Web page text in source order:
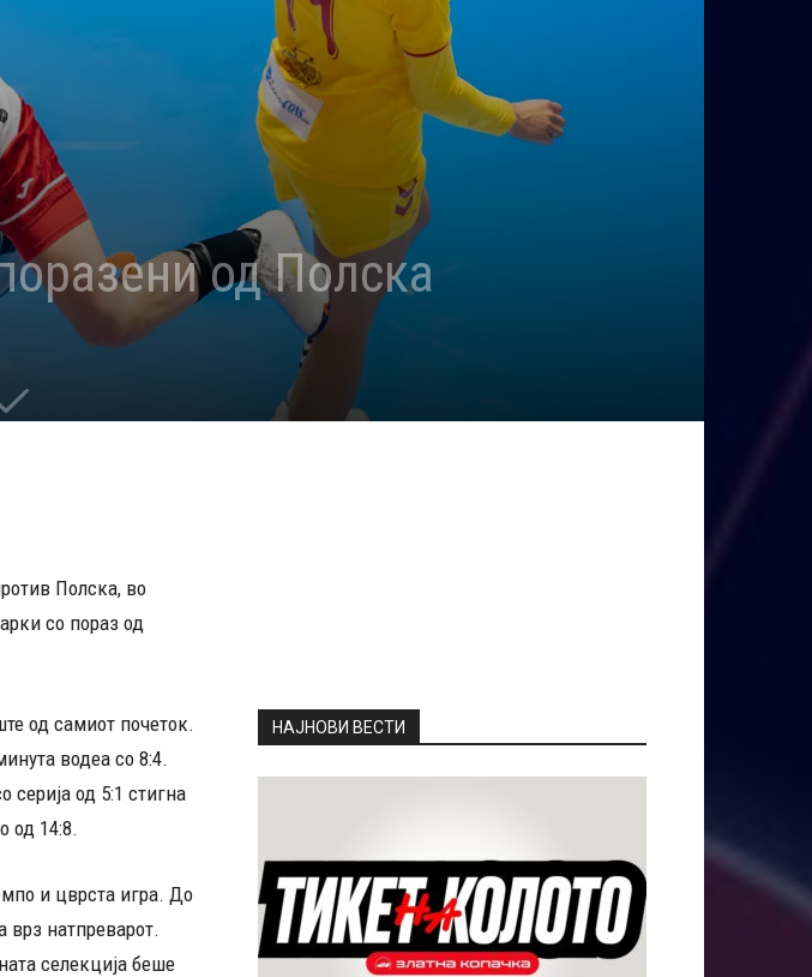
од Полска
Полска, во
со пораз од
од самиот почеток.
водеа со 8:4.
серија од 5:1 стигна
од 14:8.
и цврста игра. До
врз натпреварот.
селекција беше
НАЈНОВИ ВЕСТИ